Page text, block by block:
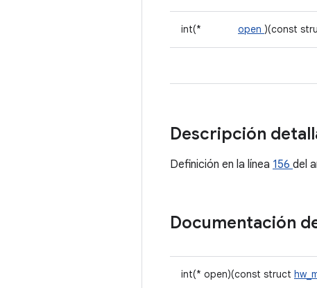
int(* open )(const
Descripción
Definición en la línea 156 del
Documentación
int(* open)(const struct